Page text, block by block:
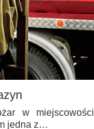
w miejscowości
jedna z…